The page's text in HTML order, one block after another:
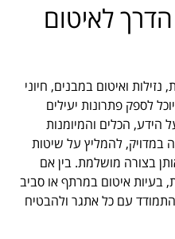
לאיטום
ואיטום במבנים, חיוני
לספק פתרונות יעילים
הידע, הכלים והמיומנות
במדויק, להמליץ על שיטות
בצורה מושלמת. בין אם
בעיות איטום במרתף או סביב
עם כל אתגר ולהבטיח